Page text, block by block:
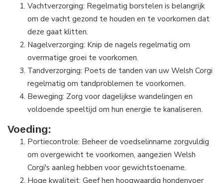
Vachtverzorging: Regelmatig borstelen is belangrijk
om de vacht gezond te houden en te voorkomen dat
deze gaat klitten.
Nagelverzorging: Knip de nagels regelmatig om
overmatige groei te voorkomen.
Tandverzorging: Poets de tanden van uw Welsh Corgi
regelmatig om tandproblemen te voorkomen.
Beweging: Zorg voor dagelijkse wandelingen en
voldoende speeltijd om hun energie te kanaliseren.
Voeding:
Portiecontrole: Beheer de voedselinname zorgvuldig
om overgewicht te voorkomen, aangezien Welsh
Corgi's aanleg hebben voor gewichtstoename.
Hoge kwaliteit: Geef hen hoogwaardig hondenvoer